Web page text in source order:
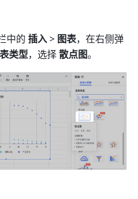
中的 插入 > 图表，在右侧弹
类型，选择 散点图。